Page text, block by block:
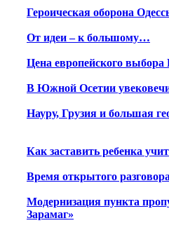
Героическая оборона
От идеи – к большому…
Цена европейского
В Южной Осетии
Науру, Грузия и большая
Как заставить ребенка
Время открытого
Модернизация пункта
Зарамаг»